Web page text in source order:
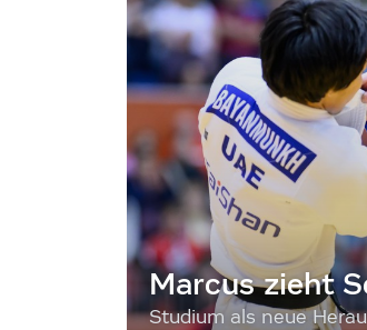
Marcus zieht
Studium als neue